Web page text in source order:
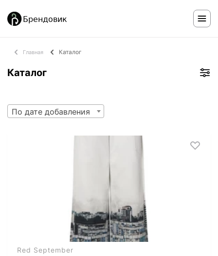
Главная Каталог
Каталог
По дате добавления
Red September